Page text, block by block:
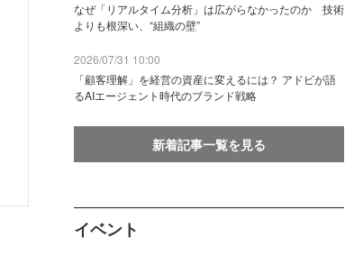
なぜ「リアルタイム分析」は広がらなかったのか 技術
よりも根深い、“組織の壁”
2026/07/31 10:00
「顧客理解」を経営の資産に変えるには？ アドビが語
るAIエージェント時代のブランド戦略
新着記事一覧を見る
イベント